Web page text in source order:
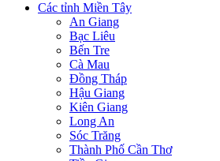
Các tỉnh Miền Tây
An Giang
Bạc Liêu
Bến Tre
Cà Mau
Đồng Tháp
Hậu Giang
Kiên Giang
Long An
Sóc Trăng
Thành Phố Cần Thơ